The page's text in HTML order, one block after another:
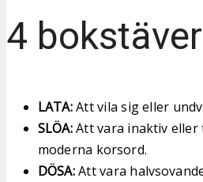
4 bokstäver
LATA:Att vila sig eller
SLÖA:Att vara inaktiv eller
moderna korsord.
DÖSA:Att vara